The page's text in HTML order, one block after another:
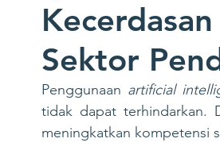
CIPS Learning Hub
Sektor
Penggunaan artificial
tidak dapat terhindarkan.
meningkatkan kompetensi